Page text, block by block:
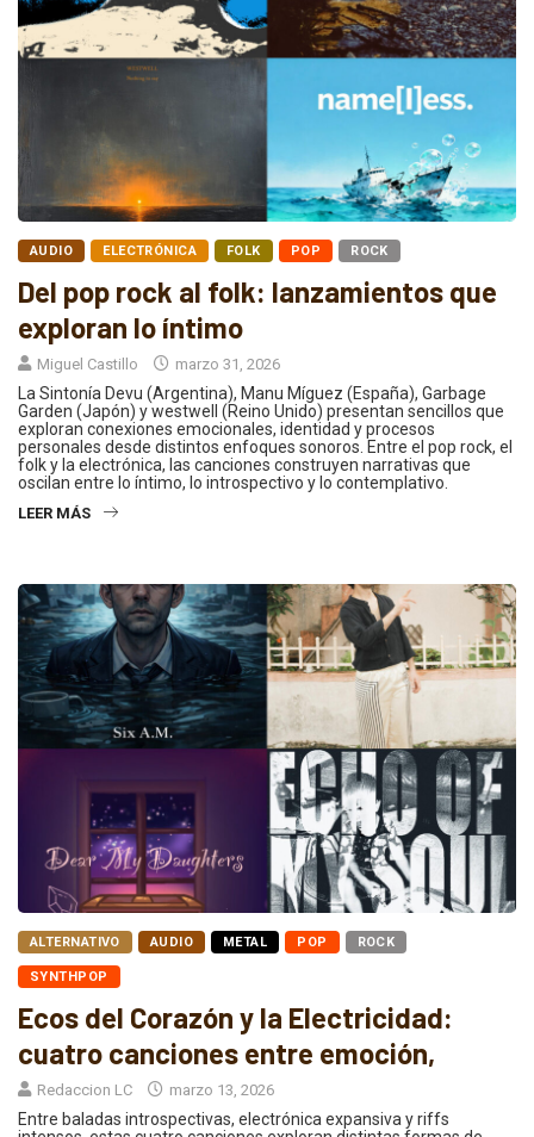
AUDIO ELECTRÓNICA FOLK POP ROCK
Del pop rock al folk: lanzamientos que
exploran lo íntimo
Miguel Castillo marzo 31, 2026
La Sintonía Devu (Argentina), Manu Míguez (España), Garbage
Garden (Japón) y westwell (Reino Unido) presentan sencillos que
exploran conexiones emocionales, identidad y procesos
personales desde distintos enfoques sonoros. Entre el pop rock, el
folk y la electrónica, las canciones construyen narrativas que
oscilan entre lo íntimo, lo introspectivo y lo contemplativo.
LEER MÁS
ALTERNATIVO AUDIO METAL POP ROCK
SYNTHPOP
Ecos del Corazón y la Electricidad:
cuatro canciones entre emoción,
Redaccion LC marzo 13, 2026
Entre baladas introspectivas, electrónica expansiva y riffs